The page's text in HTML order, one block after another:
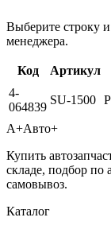
Выберите строку
менеджера.
Код Артикул
4-
064839
SU-1500
А+Авто+
Купить
складе, подбор по
самовывоз.
Каталог